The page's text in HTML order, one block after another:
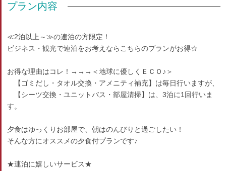
プラン内容
≪2泊以上～≫の連泊の方限定！
ビジネス・観光で連泊をお考えならこちらのプランがお得☆
お得な理由はコレ！→→→＜地球に優しくＥＣＯ♪＞
【ゴミだし・タオル交換・アメニティ補充】は毎日行いますが、
【シーツ交換・ユニットバス・部屋清掃】は、3泊に1回行いま
す。
夕食はゆっくりお部屋で、朝はのんびりと過ごしたい！
そんな方にオススメの夕食付プランです♪
★連泊に嬉しいサービス★